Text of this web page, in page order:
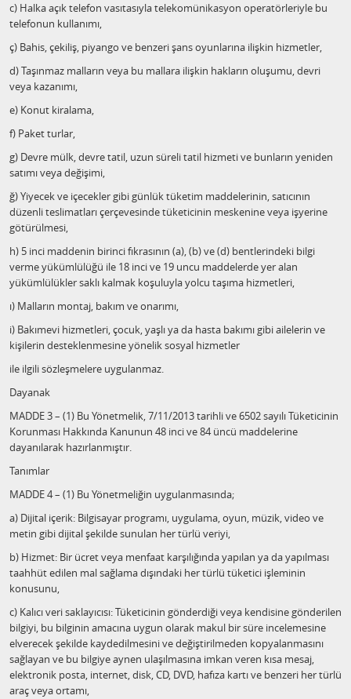
c) Halka açık telefon vasıtasıyla telekomünikasyon operatörleriyle bu
telefonun kullanımı,
ç) Bahis, çekiliş, piyango ve benzeri şans oyunlarına ilişkin hizmetler,
d) Taşınmaz malların veya bu mallara ilişkin hakların oluşumu, devri
veya kazanımı,
e) Konut kiralama,
f) Paket turlar,
g) Devre mülk, devre tatil, uzun süreli tatil hizmeti ve bunların yeniden
satımı veya değişimi,
ğ) Yiyecek ve içecekler gibi günlük tüketim maddelerinin, satıcının
düzenli teslimatları çerçevesinde tüketicinin meskenine veya işyerine
götürülmesi,
h) 5 inci maddenin birinci fıkrasının (a), (b) ve (d) bentlerindeki bilgi
verme yükümlülüğü ile 18 inci ve 19 uncu maddelerde yer alan
yükümlülükler saklı kalmak koşuluyla yolcu taşıma hizmetleri,
ı) Malların montaj, bakım ve onarımı,
i) Bakımevi hizmetleri, çocuk, yaşlı ya da hasta bakımı gibi ailelerin ve
kişilerin desteklenmesine yönelik sosyal hizmetler
ile ilgili sözleşmelere uygulanmaz.
Dayanak
MADDE 3 – (1) Bu Yönetmelik, 7/11/2013 tarihli ve 6502 sayılı Tüketicinin
Korunması Hakkında Kanunun 48 inci ve 84 üncü maddelerine
dayanılarak hazırlanmıştır.
Tanımlar
MADDE 4 – (1) Bu Yönetmeliğin uygulanmasında;
a) Dijital içerik: Bilgisayar programı, uygulama, oyun, müzik, video ve
metin gibi dijital şekilde sunulan her türlü veriyi,
b) Hizmet: Bir ücret veya menfaat karşılığında yapılan ya da yapılması
taahhüt edilen mal sağlama dışındaki her türlü tüketici işleminin
konusunu,
c) Kalıcı veri saklayıcısı: Tüketicinin gönderdiği veya kendisine gönderilen
bilgiyi, bu bilginin amacına uygun olarak makul bir süre incelemesine
elverecek şekilde kaydedilmesini ve değiştirilmeden kopyalanmasını
sağlayan ve bu bilgiye aynen ulaşılmasına imkan veren kısa mesaj,
elektronik posta, internet, disk, CD, DVD, hafıza kartı ve benzeri her türlü
araç veya ortamı,